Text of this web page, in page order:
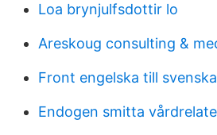
Loa brynjulfsdottir lo
Areskoug consulting &
Front engelska till svenska
Endogen smitta